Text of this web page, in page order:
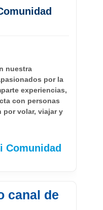
nuestra
por la
experiencias,
con personas
por volar, viajar y
Comunidad
canal de